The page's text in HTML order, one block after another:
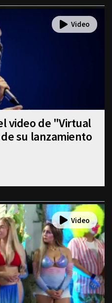
video de "Virtual
su lanzamiento